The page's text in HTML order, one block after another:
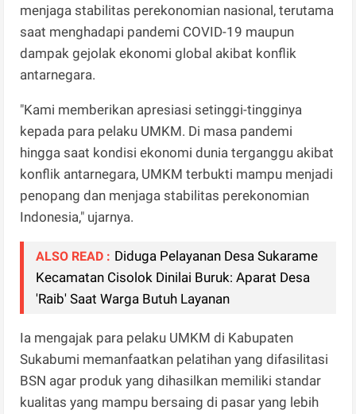
menjaga stabilitas perekonomian nasional, terutama
saat menghadapi pandemi COVID-19 maupun
dampak gejolak ekonomi global akibat konflik
antarnegara.
"Kami memberikan apresiasi setinggi-tingginya
kepada para pelaku UMKM. Di masa pandemi
hingga saat kondisi ekonomi dunia terganggu akibat
konflik antarnegara, UMKM terbukti mampu menjadi
penopang dan menjaga stabilitas perekonomian
Indonesia," ujarnya.
ALSO READ : Diduga Pelayanan Desa Sukarame
Kecamatan Cisolok Dinilai Buruk: Aparat Desa
'Raib' Saat Warga Butuh Layanan
Ia mengajak para pelaku UMKM di Kabupaten
Sukabumi memanfaatkan pelatihan yang difasilitasi
BSN agar produk yang dihasilkan memiliki standar
kualitas yang mampu bersaing di pasar yang lebih